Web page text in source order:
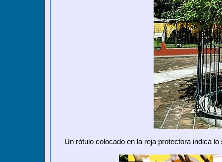
Un rótulo colocado en la reja protectora indica lo